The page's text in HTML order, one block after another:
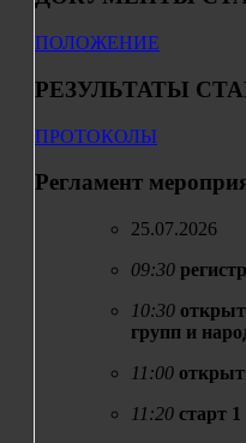
ПОЛОЖЕНИЕ
РЕЗУЛЬТАТЫ
ПРОТОКОЛЫ
Регламент
25.07.2026
09:30
10:30
групп и
11:00
11:20 старт